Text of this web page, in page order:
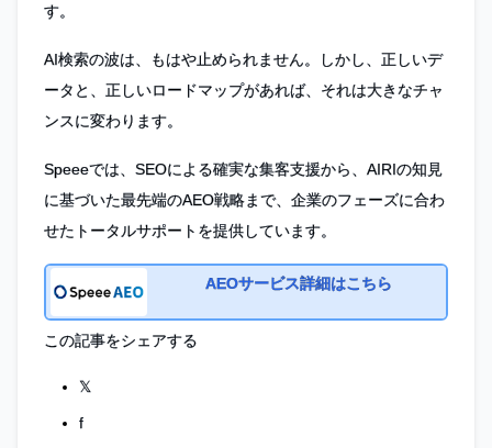
す。
AI検索の波は、もはや止められません。しかし、正しいデ
ータと、正しいロードマップがあれば、それは大きなチャ
ンスに変わります。
Speeeでは、SEOによる確実な集客支援から、AIRIの知見
に基づいた最先端のAEO戦略まで、企業のフェーズに合わ
せたトータルサポートを提供しています。
AEOサービス詳細はこちら
この記事をシェアする
𝕏
f